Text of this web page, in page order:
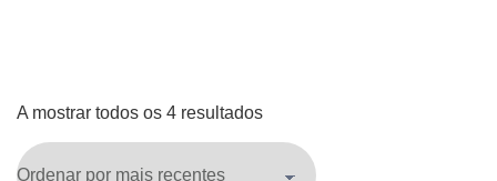
A mostrar todos os 4 resultados